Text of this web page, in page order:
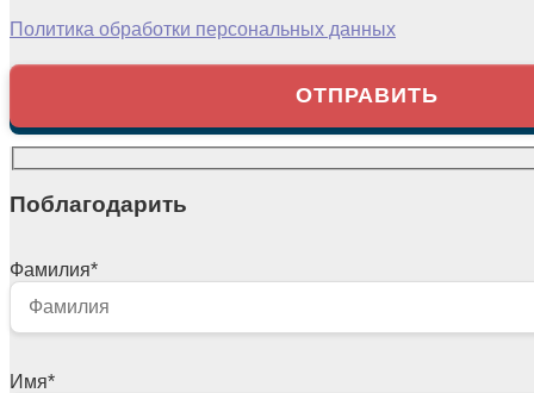
Политика обработки персональных данных
Поблагодарить
Фамилия*
Имя*